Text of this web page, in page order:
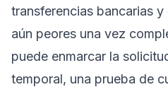
transferencias bancarias
aún peores una vez
puede enmarcar la
temporal, una prueba de